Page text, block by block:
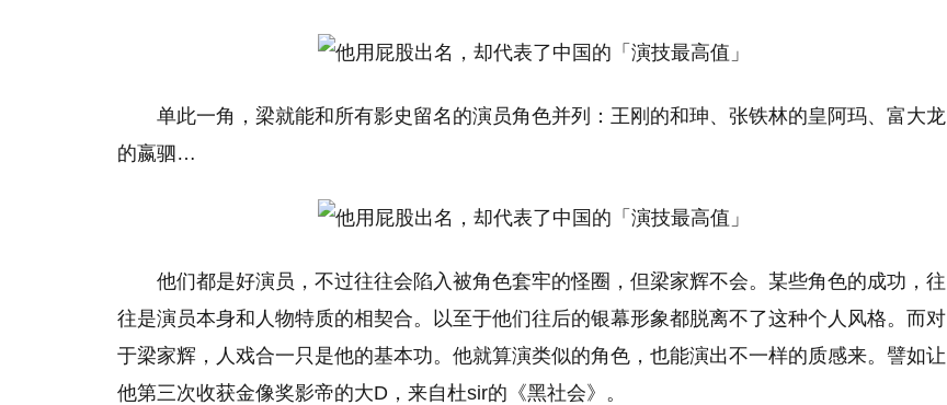
单此一角，梁就能和所有影史留名的演员角色并列：王刚的和珅、张铁林的皇阿玛、富大龙
的嬴驷…
他们都是好演员，不过往往会陷入被角色套牢的怪圈，但梁家辉不会。某些角色的成功，往
往是演员本身和人物特质的相契合。以至于他们往后的银幕形象都脱离不了这种个人风格。而对
于梁家辉，人戏合一只是他的基本功。他就算演类似的角色，也能演出不一样的质感来。譬如让
他第三次收获金像奖影帝的大D，来自杜sir的《黑社会》。